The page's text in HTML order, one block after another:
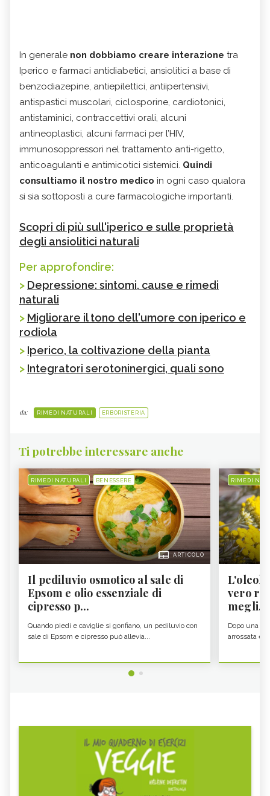
In generale non dobbiamo creare interazione tra
Iperico e farmaci antidiabetici, ansiolitici a base di
benzodiazepine, antiepilettici, antiipertensivi,
antispastici muscolari, ciclosporine, cardiotonici,
antistaminici, contraccettivi orali, alcuni
antineoplastici, alcuni farmaci per l’HIV,
immunosoppressori nel trattamento anti-rigetto,
anticoagulanti e antimicotici sistemici. Quindi
consultiamo il nostro medico in ogni caso qualora
si sia sottoposti a cure farmacologiche importanti.
Scopri di più sull'iperico e sulle proprietà
degli ansiolitici naturali
Per approfondire:
> Depressione: sintomi, cause e rimedi
naturali
> Migliorare il tono dell'umore con iperico e
rodiola
> Iperico, la coltivazione della pianta
> Integratori serotoninergici, quali sono
da: RIMEDI NATURALI ERBORISTERIA
Ti potrebbe interessare anche
RIMEDI NATURALI BENESSERE
ARTICOLO
Il pediluvio osmotico al sale di
Epsom e olio essenziale di
cipresso p...
Quando piedi e caviglie si gonfiano, un pediluvio con
sale di Epsom e cipresso può allevia...
RIMEDI
vero re
megli...
Dopo una
arrossata e